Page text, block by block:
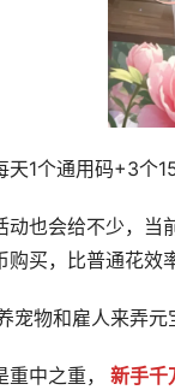
天1个通用码+3个
动也会给不少，当
买，比普通花效
宠物和雇人来弄元
重中之重， 新手千